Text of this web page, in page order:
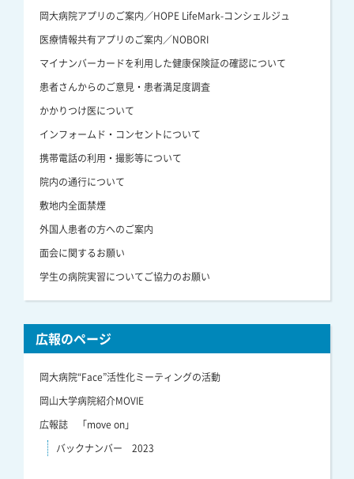
岡大病院アプリのご案内／HOPE LifeMark-コンシェルジュ
医療情報共有アプリのご案内／NOBORI
マイナンバーカードを利用した健康保険証の確認について
患者さんからのご意見・患者満足度調査
かかりつけ医について
インフォームド・コンセントについて
携帯電話の利用・撮影等について
院内の通行について
敷地内全面禁煙
外国人患者の方へのご案内
面会に関するお願い
学生の病院実習についてご協力のお願い
広報のページ
岡大病院“Face”活性化ミーティングの活動
岡山大学病院紹介MOVIE
広報誌 「move on」
バックナンバー 2023